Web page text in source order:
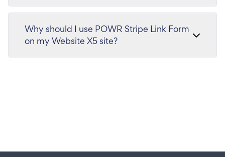
Why should I use POWR Stripe Link Form
on my Website X5 site?